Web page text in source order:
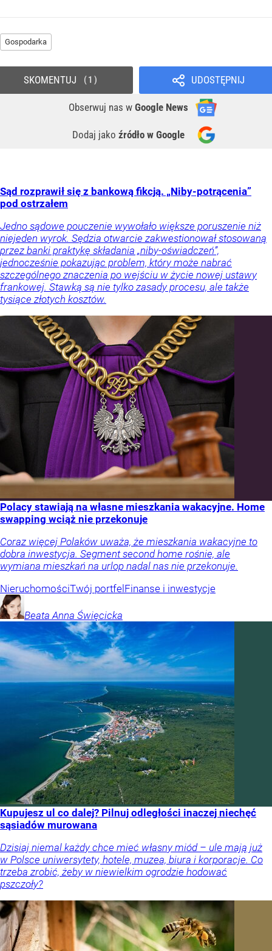
Gospodarka
UDOSTĘPNIJ
Obserwuj nas w Google News
Dodaj jako źródło w Google
SKOMENTUJ 1
Sąd rozprawił się z bankową fikcją. „Niby-potrącenia”
pod ostrzałem
Jedno sądowe pouczenie wywołało większe poruszenie niż
niejeden wyrok. Sędzia otwarcie zakwestionował stosowaną
przez banki praktykę składania „niby-oświadczeń”,
jednocześnie pokazując problem, który może nabrać
szczególnego znaczenia po wejściu w życie nowej ustawy
frankowej. Stawką są nie tylko zasady procesu, ale także
tysiące złotych kosztów.
Polacy stawiają na własne mieszkania wakacyjne. Home
swapping wciąż nie przekonuje
Coraz więcej Polaków uważa, że mieszkania wakacyjne to
dobra inwestycja. Segment second home rośnie, ale
wymiana mieszkań na urlop nadal nas nie przekonuje.
NieruchomościTwój portfelFinanse i inwestycje
Beata Anna Święcicka
Kupujesz ul co dalej? Pilnuj odległości inaczej niechęć
sąsiadów murowana
Dzisiaj niemal każdy chce mieć własny miód – ule mają już
w Polsce uniwersytety, hotele, muzea, biura i korporacje. Co
trzeba zrobić, żeby w niewielkim ogrodzie hodować
pszczoły?